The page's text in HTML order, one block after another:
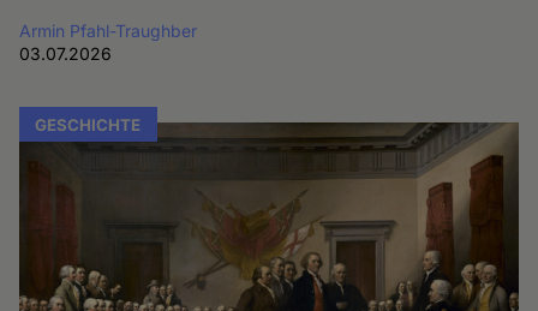
Armin Pfahl-Traughber
03.07.2026
GESCHICHTE